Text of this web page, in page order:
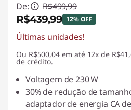
De: R$499,99
R$439,99 12% OFF
Economias instantâneas :
Últimas unidades!
Ou R$500,04 em até 12x de
de crédito.
Voltagem de 230 W
30% de redução de
adaptador de energia CA